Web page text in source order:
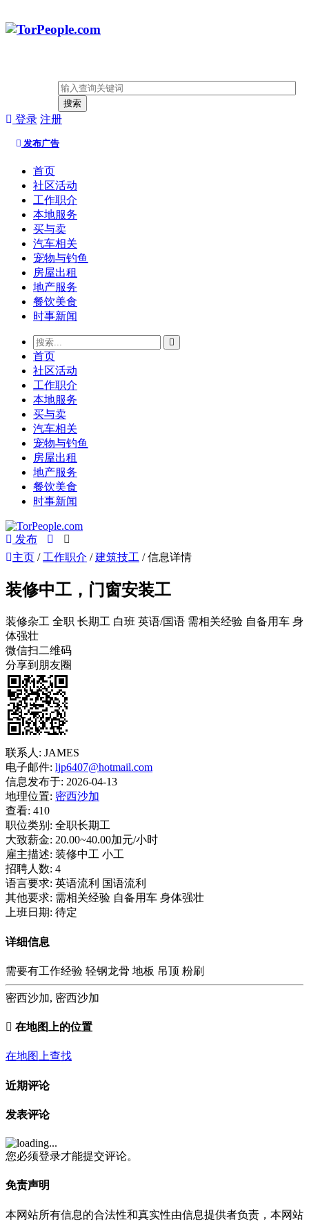
搜索
登录 注册
发布广告
首页
社区活动
工作职介
本地服务
买与卖
汽车相关
宠物与钓鱼
房屋出租
地产服务
餐饮美食
时事新闻
首页
社区活动
工作职介
本地服务
买与卖
汽车相关
宠物与钓鱼
房屋出租
地产服务
餐饮美食
时事新闻
发布
主页 /工作职介 /建筑技工 / 信息详情
装修中工，门窗安装工
装修杂工 全职 长期工 白班 英语/国语 需相关经验 自备用车 身
体强壮
微信扫二维码
分享到朋友圈
联系人: JAMES
电子邮件: ljp6407@hotmail.com
信息发布于: 2026-04-13
地理位置: 密西沙加
查看: 410
职位类别: 全职长期工
大致薪金: 20.00~40.00加元/小时
雇主描述: 装修中工 小工
招聘人数: 4
语言要求: 英语流利 国语流利
其他要求: 需相关经验 自备用车 身体强壮
上班日期: 待定
详细信息
需要有工作经验 轻钢龙骨 地板 吊顶 粉刷
密西沙加, 密西沙加
在地图上的位置
在地图上查找
近期评论
发表评论
您必须登录才能提交评论。
免责声明
本网站所有信息的合法性和真实性由信息提供者负责，本网站